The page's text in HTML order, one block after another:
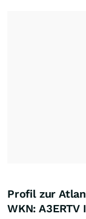
Profil zur
WKN: